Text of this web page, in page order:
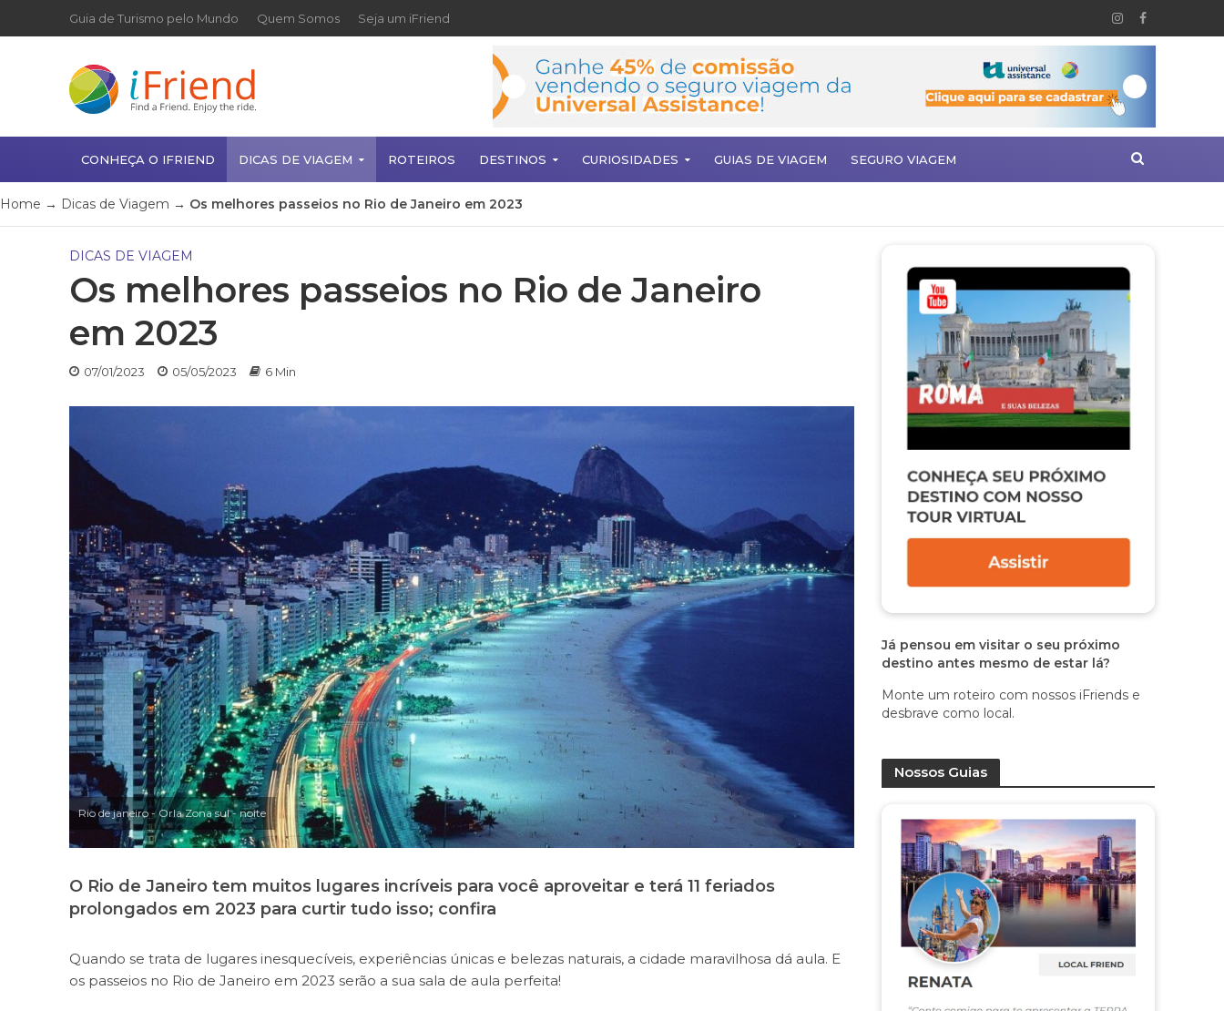
Guia de Turismo pelo Mundo Quem Somos Seja um iFriend
CONHEÇA O IFRIEND DICAS DE VIAGEM ROTEIROS DESTINOS CURIOSIDADES GUIAS DE VIAGEM SEGURO VIAGEM
Home → Dicas de Viagem → Os melhores passeios no Rio de Janeiro em 2023
DICAS DE VIAGEM
Os melhores passeios no Rio de Janeiro
em 2023
07/01/2023 05/05/2023 6 Min
Rio de janeiro - Orla Zona sul - noite
O Rio de Janeiro tem muitos lugares incríveis para você aproveitar e terá 11 feriados
prolongados em 2023 para curtir tudo isso; confira
Quando se trata de lugares inesquecíveis, experiências únicas e belezas naturais, a cidade maravilhosa dá aula. E
os passeios no Rio de Janeiro em 2023 serão a sua sala de aula perfeita!
Já pensou em visitar o seu próximo
destino antes mesmo de estar lá?
Monte um roteiro com nossos iFriends e
desbrave como local.
Nossos Guias